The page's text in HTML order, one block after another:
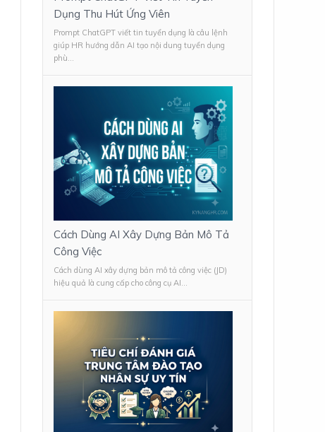
Dụng Thu Hút Ứng Viên
Prompt ChatGPT viết tin tuyển dụng là câu lệnh
giúp HR hướng dẫn AI tạo nội dung tuyển dụng
phù...
Cách Dùng AI Xây Dựng Bản Mô Tả
Công Việc
Cách dùng AI xây dựng bản mô tả công việc (JD)
hiệu quả là cung cấp cho công cụ AI...